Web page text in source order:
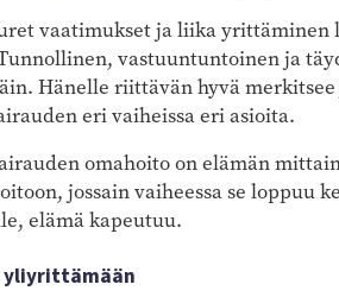
vaatimukset ja liika
vastuuntuntoinen ja
Hänelle riittävän hyvä
eri vaiheissa eri asioita.
omahoito on elämän
jossain vaiheessa se loppuu
elämä kapeutuu.
yliyrittämään